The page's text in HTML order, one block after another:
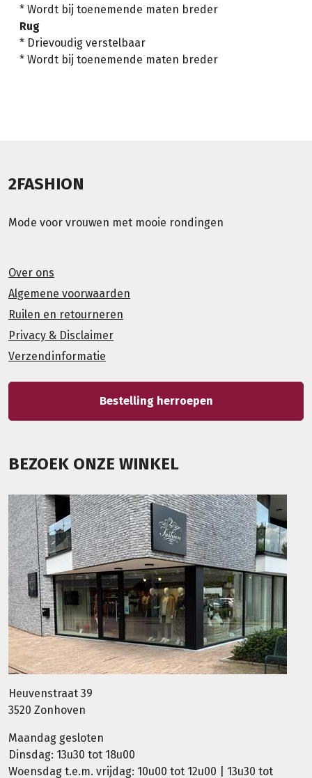
* Wordt bij toenemende maten breder
Rug
* Drievoudig verstelbaar
* Wordt bij toenemende maten breder
2FASHION
Mode voor vrouwen met mooie rondingen
Over ons
Algemene voorwaarden
Ruilen en retourneren
Privacy & Disclaimer
Verzendinformatie
Bestelling herroepen
BEZOEK ONZE WINKEL
Heuvenstraat 39
3520 Zonhoven
Maandag gesloten
Dinsdag: 13u30 tot 18u00
Woensdag t.e.m. vrijdag: 10u00 tot 12u00 | 13u30 tot